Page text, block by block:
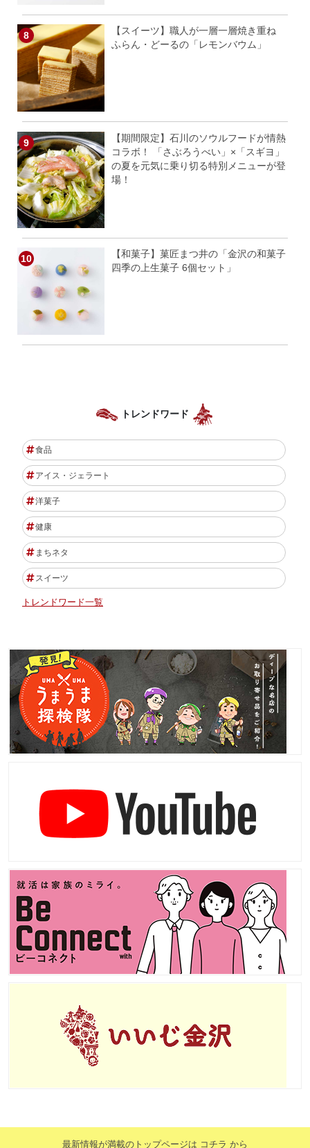
【スイーツ】職人が一層一層焼き重ね
ふらん・どーるの「レモンバウム」
【期間限定】石川のソウルフードが情熱
コラボ！ 「さぶろうべい」×「スギヨ」
の夏を元気に乗り切る特別メニューが登
場！
【和菓子】菓匠まつ井の「金沢の和菓子
四季の上生菓子 6個セット」
トレンドワード
食品
アイス・ジェラート
洋菓子
健康
まちネタ
スイーツ
トレンドワード一覧
最新情報が満載のトップページは コチラ から